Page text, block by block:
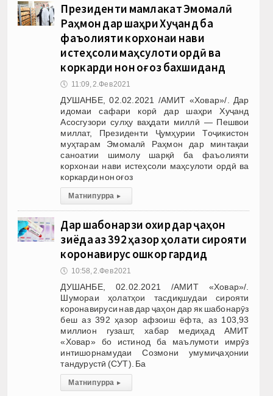
Президенти мамлакат Эмомалӣ
Раҳмон дар шаҳри Хуҷанд ба
фаъолияти корхонаи нави
истеҳсоли маҳсулоти ордӣ ва
коркарди нон оғоз бахшиданд
🕔 11:09, 2.Фев 2021
ДУШАНБЕ, 02.02.2021 /АМИТ «Ховар»/. Дар
идомаи сафари корӣ дар шаҳри Хуҷанд
Асосгузори сулҳу ваҳдати миллӣ — Пешвои
миллат, Президенти Ҷумҳурии Тоҷикистон
муҳтарам Эмомалӣ Раҳмон дар минтақаи
саноатии шимолу шарқӣ ба фаъолияти
корхонаи нави истеҳсоли маҳсулоти ордӣ ва
коркарди нон оғоз
Матни пурра ▸
Дар шабонарӯзи охир дар ҷаҳон
зиёда аз 392 ҳазор ҳолати сирояти
коронавирус ошкор гардид
🕔 10:58, 2.Фев 2021
ДУШАНБЕ, 02.02.2021 /АМИТ «Ховар»/.
Шумораи ҳолатҳои тасдиқшудаи сирояти
коронавируси нав дар ҷаҳон дар як шабонарӯз
беш аз 392 ҳазор афзоиш ёфта, аз 103,93
миллион гузашт, хабар медиҳад АМИТ
«Ховар» бо истинод ба маълумоти имрӯз
интишорнамудаи Созмони умумиҷаҳонии
тандурустӣ (СУТ). Ба
Матни пурра ▸